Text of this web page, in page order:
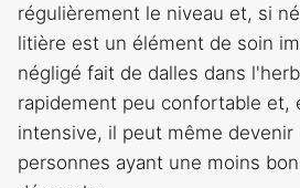
régulièrement le niveau et, si
litière est un élément de soin
négligé fait de dalles dans
rapidement peu confortable et,
intensive, il peut même devenir
personnes ayant une moins